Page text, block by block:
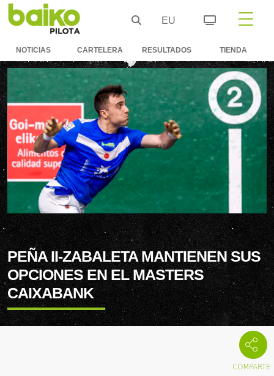
EU
NOTICIAS CARTELERA RESULTADOS TIENDA
PEÑA II-ZABALETA MANTIENEN SUS
OPCIONES EN EL MASTERS
CAIXABANK